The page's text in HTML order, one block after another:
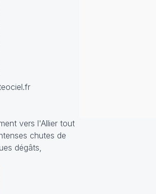
vers l'Allier tout
chutes de
dégâts,